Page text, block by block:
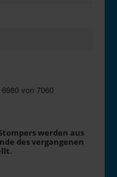
von 7060
werden aus
des vergangenen